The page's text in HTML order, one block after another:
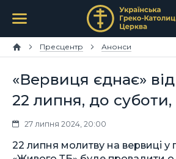
Пресцентр Анонси
«Вервиця єднає»
22 липня, до
27 липня 2024, 20:00
22 липня молитву на вервиці у